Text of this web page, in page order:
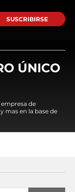
SUSCRIBIRSE
ÚNICO
de
mas en la base de